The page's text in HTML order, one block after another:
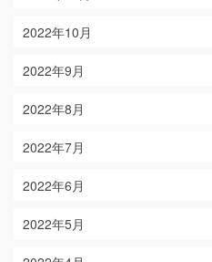
2022年10月
2022年9月
2022年8月
2022年7月
2022年6月
2022年5月